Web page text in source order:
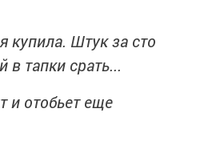
купила. Штук за сто
в тапки срать...
и отобьет еще